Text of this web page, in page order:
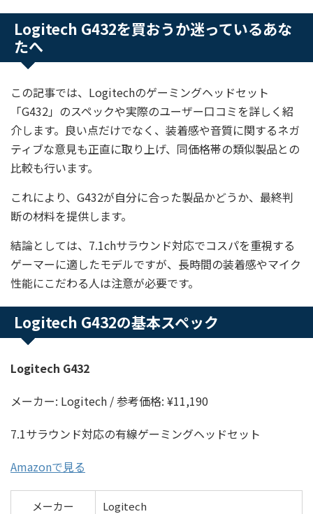
Logitech G432を買おうか迷っているあな
たへ
この記事では、Logitechのゲーミングヘッドセット
「G432」のスペックや実際のユーザー口コミを詳しく紹
介します。良い点だけでなく、装着感や音質に関するネガ
ティブな意見も正直に取り上げ、同価格帯の類似製品との
比較も行います。
これにより、G432が自分に合った製品かどうか、最終判
断の材料を提供します。
結論としては、7.1chサラウンド対応でコスパを重視する
ゲーマーに適したモデルですが、長時間の装着感やマイク
性能にこだわる人は注意が必要です。
Logitech G432の基本スペック
Logitech G432
メーカー: Logitech / 参考価格: ¥11,190
7.1サラウンド対応の有線ゲーミングヘッドセット
Amazonで見る
メーカー Logitech